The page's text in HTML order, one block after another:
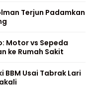
Terjun Padamkan
Motor vs Sepeda
ke Rumah Sakit
BBM Usai Tabrak Lari